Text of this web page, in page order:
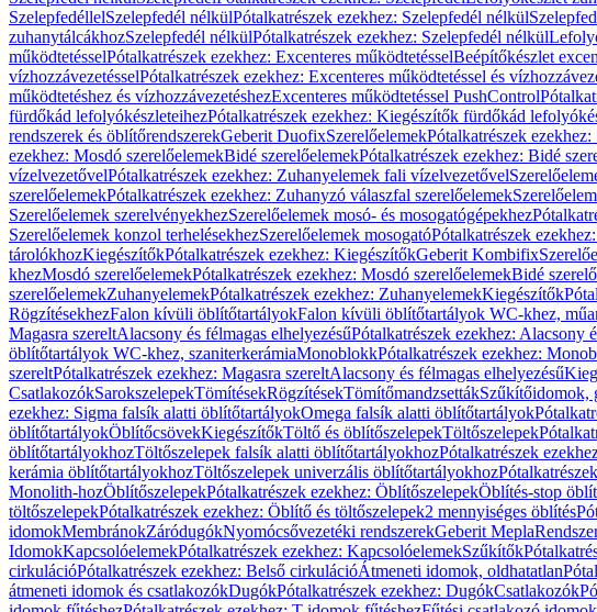
SzelepfedéllelSzelepfedél nélkülPótalkatrészek ezekhez: Szelepfedél nélkül
zuhanytálcákhozSzelepfedél nélkülPótalkatrészek ezekhez: Szelepfedél nélkül
működtetésselPótalkatrészek ezekhez: Excenteres működtetésselBeépítőkészlet
vízhozzávezetésselPótalkatrészek ezekhez: Excenteres működtetéssel és
működtetéshez és vízhozzávezetéshezExcenteres működtetéssel PushControl
fürdőkád lefolyókészleteihezPótalkatrészek ezekhez: Kiegészítők fürdőkád
rendszerek és öblítőrendszerekGeberit DuofixSzerelőelemekPótalkatrészek
ezekhez: Mosdó szerelőelemekBidé szerelőelemekPótalkatrészek ezekhez: Bidé
vízelvezetővelPótalkatrészek ezekhez: Zuhanyelemek fali vízelvezetővel
szerelőelemekPótalkatrészek ezekhez: Zuhanyzó válaszfal szerelőelemek
Szerelőelemek szerelvényekhezSzerelőelemek mosó- és mosogatógépekhez
Szerelőelemek konzol terhelésekhezSzerelőelemek mosogatóPótalkatrészek
tárolókhozKiegészítőkPótalkatrészek ezekhez: KiegészítőkGeberit Kombifix
khezMosdó szerelőelemekPótalkatrészek ezekhez: Mosdó szerelőelemekBidé
szerelőelemekZuhanyelemekPótalkatrészek ezekhez: ZuhanyelemekKiegészítők
RögzítésekhezFalon kívüli öblítőtartályokFalon kívüli öblítőtartályok WC-khez,
Magasra szereltAlacsony és félmagas elhelyezésűPótalkatrészek ezekhez: Alacsony
öblítőtartályok WC-khez, szaniterkerámiaMonoblokkPótalkatrészek ezekhez:
szereltPótalkatrészek ezekhez: Magasra szereltAlacsony és félmagas elhelyezésű
CsatlakozókSarokszelepekTömítésekRögzítésekTömítőmandzsettákSzűkítőidomok,
ezekhez: Sigma falsík alatti öblítőtartályokOmega falsík alatti öblítőtartályok
öblítőtartályokÖblítőcsövekKiegészítőkTöltő és öblítőszelepekTöltőszelepek
öblítőtartályokhozTöltőszelepek falsík alatti öblítőtartályokhozPótalkatrészek
kerámia öblítőtartályokhozTöltőszelepek univerzális öblítőtartályokhoz
Monolith-hozÖblítőszelepekPótalkatrészek ezekhez: ÖblítőszelepekÖblítés-stop
töltőszelepekPótalkatrészek ezekhez: Öblítő és töltőszelepek2 mennyiséges öblítés
idomokMembránokZáródugókNyomócsővezetéki rendszerekGeberit Mepla
IdomokKapcsolóelemekPótalkatrészek ezekhez: KapcsolóelemekSzűkítők
cirkulációPótalkatrészek ezekhez: Belső cirkulációÁtmeneti idomok, oldhatatlan
átmeneti idomok és csatlakozókDugókPótalkatrészek ezekhez: DugókCsatlakozók